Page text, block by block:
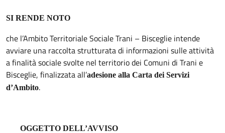
SI RENDE NOTO
che l’Ambito Territoriale Sociale Trani – Bisceglie intende
avviare una raccolta strutturata di informazioni sulle attività
a finalità sociale svolte nel territorio dei Comuni di Trani e
Bisceglie, finalizzata all’adesione alla Carta dei Servizi
d’Ambito.
OGGETTO DELL’AVVISO